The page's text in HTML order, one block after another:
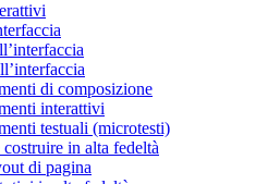
di composizione
interattivi
testuali (microtesti)
in alta fedeltà
di pagina